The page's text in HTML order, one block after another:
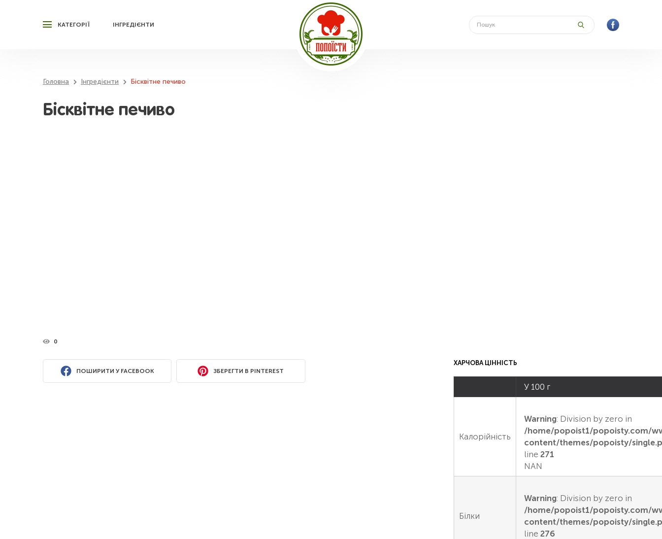
КАТЕГОРІЇ ІНГРЕДІЄНТИ
Головна Інгредієнти Бісквітне печиво
Бісквітне печиво
0
ПОШИРИТИ У FACEBOOK ЗБЕРЕГТИ В PINTEREST
ХАРЧОВА ЦІННІСТЬ
У 100 г
Калорійність
Warning: Division by zero in
/home/popoist1/popoisty.com/
content/themes/popoisty/
line 271
NAN
Білки
Warning: Division by zero in
/home/popoist1/popoisty.com/
content/themes/popoisty/
line 276